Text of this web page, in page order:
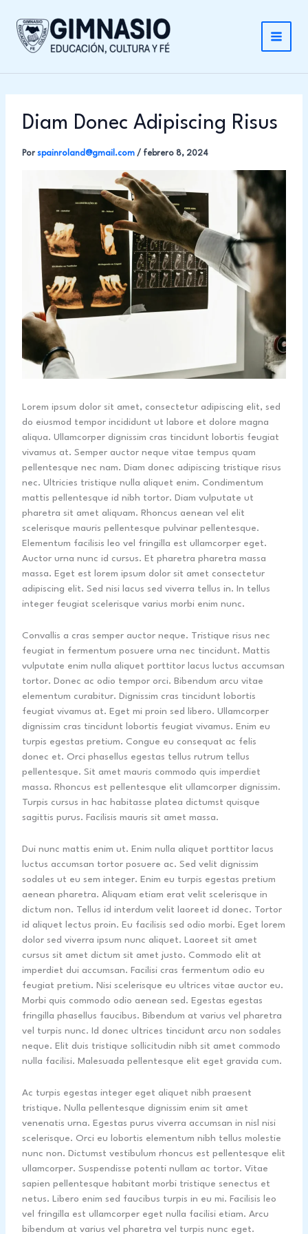
contenido
Diam Donec Adipiscing Risus
Porspainroland@gmail.com/ febrero 8, 2024
Lorem ipsum dolor sit amet, consectetur adipiscing elit, sed
do eiusmod tempor incididunt ut labore et dolore magna
aliqua. Ullamcorper dignissim cras tincidunt lobortis feugiat
vivamus at. Semper auctor neque vitae tempus quam
pellentesque nec nam. Diam donec adipiscing tristique risus
nec. Ultricies tristique nulla aliquet enim. Condimentum
mattis pellentesque id nibh tortor. Diam vulputate ut
pharetra sit amet aliquam. Rhoncus aenean vel elit
scelerisque mauris pellentesque pulvinar pellentesque.
Elementum facilisis leo vel fringilla est ullamcorper eget.
Auctor urna nunc id cursus. Et pharetra pharetra massa
massa. Eget est lorem ipsum dolor sit amet consectetur
adipiscing elit. Sed nisi lacus sed viverra tellus in. In tellus
integer feugiat scelerisque varius morbi enim nunc.
Convallis a cras semper auctor neque. Tristique risus nec
feugiat in fermentum posuere urna nec tincidunt. Mattis
vulputate enim nulla aliquet porttitor lacus luctus accumsan
tortor. Donec ac odio tempor orci. Bibendum arcu vitae
elementum curabitur. Dignissim cras tincidunt lobortis
feugiat vivamus at. Eget mi proin sed libero. Ullamcorper
dignissim cras tincidunt lobortis feugiat vivamus. Enim eu
turpis egestas pretium. Congue eu consequat ac felis
donec et. Orci phasellus egestas tellus rutrum tellus
pellentesque. Sit amet mauris commodo quis imperdiet
massa. Rhoncus est pellentesque elit ullamcorper dignissim.
Turpis cursus in hac habitasse platea dictumst quisque
sagittis purus. Facilisis mauris sit amet massa.
Dui nunc mattis enim ut. Enim nulla aliquet porttitor lacus
luctus accumsan tortor posuere ac. Sed velit dignissim
sodales ut eu sem integer. Enim eu turpis egestas pretium
aenean pharetra. Aliquam etiam erat velit scelerisque in
dictum non. Tellus id interdum velit laoreet id donec. Tortor
id aliquet lectus proin. Eu facilisis sed odio morbi. Eget lorem
dolor sed viverra ipsum nunc aliquet. Laoreet sit amet
cursus sit amet dictum sit amet justo. Commodo elit at
imperdiet dui accumsan. Facilisi cras fermentum odio eu
feugiat pretium. Nisi scelerisque eu ultrices vitae auctor eu.
Morbi quis commodo odio aenean sed. Egestas egestas
fringilla phasellus faucibus. Bibendum at varius vel pharetra
vel turpis nunc. Id donec ultrices tincidunt arcu non sodales
neque. Elit duis tristique sollicitudin nibh sit amet commodo
nulla facilisi. Malesuada pellentesque elit eget gravida cum.
Ac turpis egestas integer eget aliquet nibh praesent
tristique. Nulla pellentesque dignissim enim sit amet
venenatis urna. Egestas purus viverra accumsan in nisl nisi
scelerisque. Orci eu lobortis elementum nibh tellus molestie
nunc non. Dictumst vestibulum rhoncus est pellentesque elit
ullamcorper. Suspendisse potenti nullam ac tortor. Vitae
sapien pellentesque habitant morbi tristique senectus et
netus. Libero enim sed faucibus turpis in eu mi. Facilisis leo
vel fringilla est ullamcorper eget nulla facilisi etiam. Arcu
bibendum at varius vel pharetra vel turpis nunc eget.